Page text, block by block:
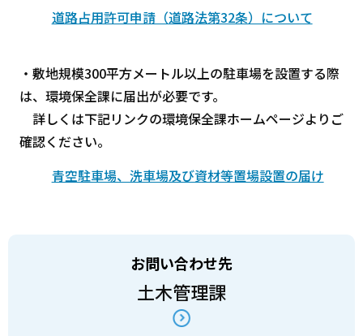
道路占用許可申請（道路法第32条）について
・敷地規模300平方メートル以上の駐車場を設置する際
は、環境保全課に届出が必要です。
詳しくは下記リンクの環境保全課ホームページよりご
確認ください。
青空駐車場、洗車場及び資材等置場設置の届け
お問い合わせ先
土木管理課